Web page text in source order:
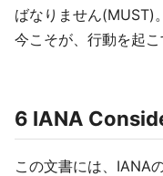
ばなりません(MUST)。
今こそが、行動を起こ
6 IANA
この文書には、IANA